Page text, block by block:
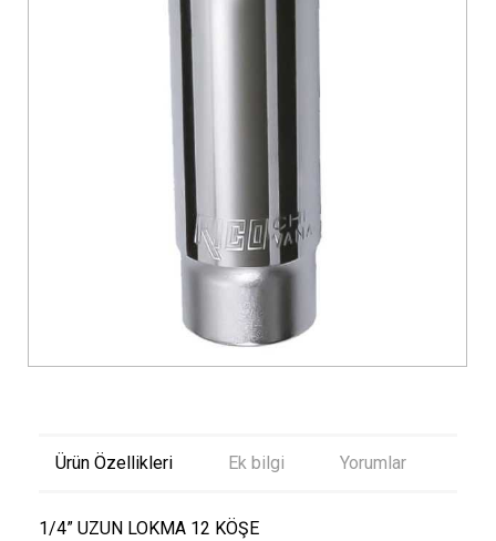
Ürün Özellikleri Ek bilgi Yorumlar
1/4” UZUN LOKMA 12 KÖŞE